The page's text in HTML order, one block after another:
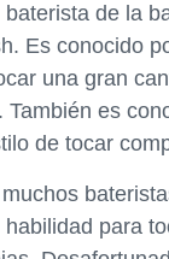
de la
Es conocido
una gran
También es
de tocar
para